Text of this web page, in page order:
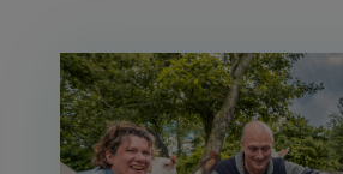
Afbeelding